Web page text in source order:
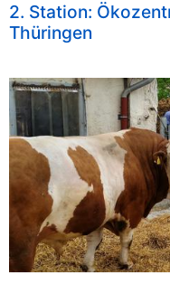
2. Station:
Thüringen